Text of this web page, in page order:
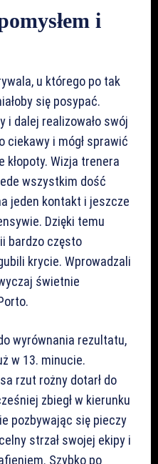
i
u którego po tak
się posypać.
i dalej realizowało swój
ciekawy i mógł sprawić
kłopoty. Wizja trenera
wszystkim dość
jeden kontakt i jeszcze
Dzięki temu
bardzo często
krycie. Wprowadzali
świetnie
wyrównania rezultatu,
w 13. minucie.
rzut rożny dotarł do
zbiegł w kierunku
pozbywając się pieczy
strzał swojej ekipy i
Szybko po